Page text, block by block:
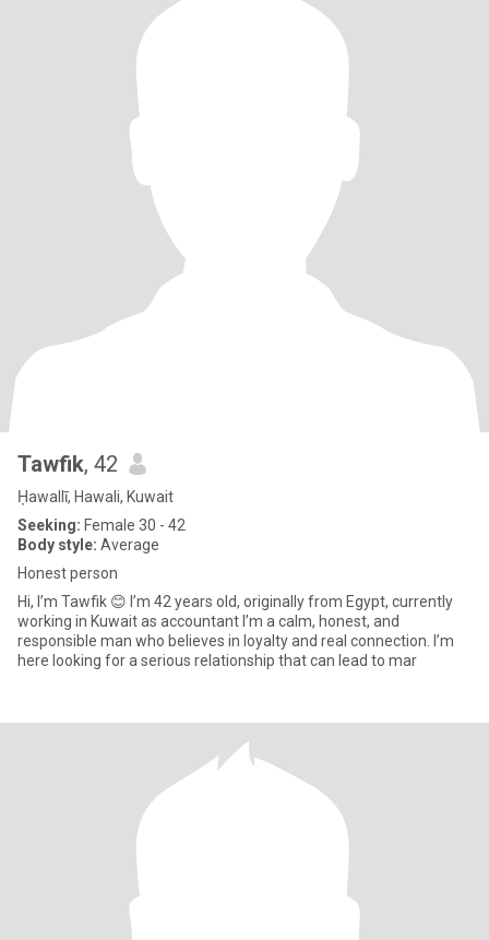
Tawfik, 42
Ḥawallī, Hawali, Kuwait
Seeking: Female 30 - 42
Body style: Average
Honest person
Hi, I’m Tawfik 😊 I’m 42 years old, originally from Egypt, currently
working in Kuwait as accountant I’m a calm, honest, and
responsible man who believes in loyalty and real connection. I’m
here looking for a serious relationship that can lead to mar